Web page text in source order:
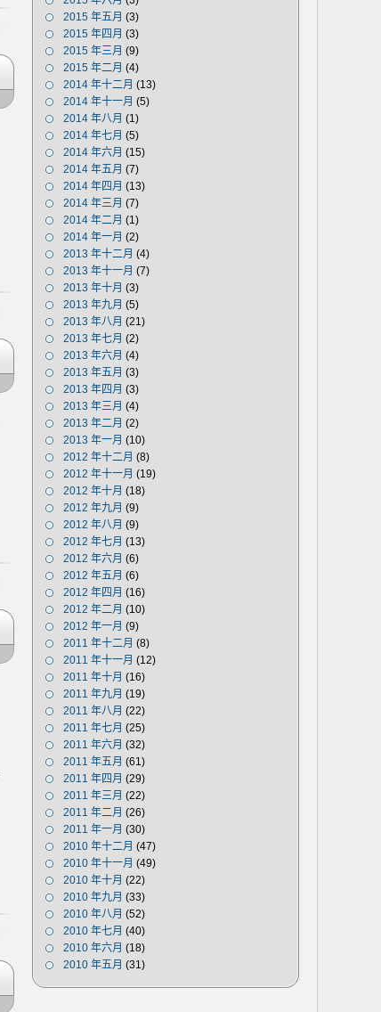
2015 年五月 (3)
2015 年四月 (3)
2015 年三月 (9)
2015 年二月 (4)
2014 年十二月 (13)
2014 年十一月 (5)
2014 年八月 (1)
2014 年七月 (5)
2014 年六月 (15)
2014 年五月 (7)
2014 年四月 (13)
2014 年三月 (7)
2014 年二月 (1)
2014 年一月 (2)
2013 年十二月 (4)
2013 年十一月 (7)
2013 年十月 (3)
2013 年九月 (5)
2013 年八月 (21)
2013 年七月 (2)
2013 年六月 (4)
2013 年五月 (3)
2013 年四月 (3)
2013 年三月 (4)
2013 年二月 (2)
2013 年一月 (10)
2012 年十二月 (8)
2012 年十一月 (19)
2012 年十月 (18)
2012 年九月 (9)
2012 年八月 (9)
2012 年七月 (13)
2012 年六月 (6)
2012 年五月 (6)
2012 年四月 (16)
2012 年二月 (10)
2012 年一月 (9)
2011 年十二月 (8)
2011 年十一月 (12)
2011 年十月 (16)
2011 年九月 (19)
2011 年八月 (22)
2011 年七月 (25)
2011 年六月 (32)
2011 年五月 (61)
2011 年四月 (29)
2011 年三月 (22)
2011 年二月 (26)
2011 年一月 (30)
2010 年十二月 (47)
2010 年十一月 (49)
2010 年十月 (22)
2010 年九月 (33)
2010 年八月 (52)
2010 年七月 (40)
2010 年六月 (18)
2010 年五月 (31)